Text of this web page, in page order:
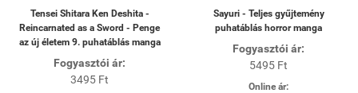
Tensei Shitara Ken Deshita -
Reincarnated as a Sword - Penge
az új életem 9. puhatáblás manga
Fogyasztói ár:
3495 Ft
Sayuri - Teljes gyűjtemény
puhatáblás horror manga
Fogyasztói ár:
5495 Ft
Online ár: